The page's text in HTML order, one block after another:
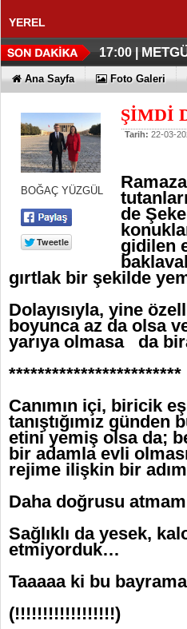
YEREL
17:11 |O
17:08 |O
17:00 |
12:17 |THY
12:02 |ÖZEL
11:56 |İŞTE
11:53 |
Ana Sayfa Foto Galeri
BOĞAÇ YÜZGÜL
ŞİMDİ
Tarih: 22-03-
de
gidilen
gırtlak bir şekilde
Dolayısıyla, yine
boyunca az da olsa
yarıya olmasa da
************************
Canımın içi, biricik
tanıştığımız günden
etini yemiş olsa da;
bir adamla evli
rejime ilişkin bir
Daha doğrusu
Sağlıklı da yesek,
etmiyorduk…
Taaaaa ki bu
(!!!!!!!!!!!!!!!!!!)